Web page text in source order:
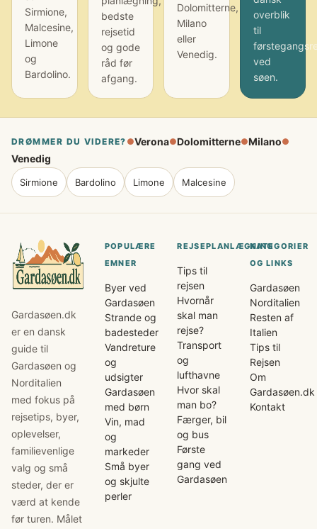
Sirmione,
Malcesine,
Limone
og
Bardolino.
bedste
rejsetid
og gode
råd før
afgang.
Dolomitterne,
Milano
eller
Venedig.
overblik
til
ved
søen.
DRØMMER DU VIDERE? ●Verona●Dolomitterne●Milano●
Venedig
Sirmione Bardolino Limone Malcesine
Gardasøen.dk
er en dansk
guide til
Gardasøen og
Norditalien
med fokus på
rejsetips, byer,
oplevelser,
familievenlige
valg og små
steder, der er
værd at kende
før turen. Målet
POPULÆRE
EMNER
Byer ved
Gardasøen
Strande og
badesteder
Vandreture
og
udsigter
Gardasøen
med børn
Vin, mad
og
markeder
Små byer
og skjulte
perler
REJSEPLANLÆGNING
Tips til
rejsen
Hvornår
skal man
rejse?
Transport
og
lufthavne
Hvor skal
man bo?
Færger, bil
og bus
Første
gang ved
Gardasøen
KATEGORIER
OG LINKS
Gardasøen
Norditalien
Resten af
Italien
Tips til
Rejsen
Om
Gardasøen.dk
Kontakt